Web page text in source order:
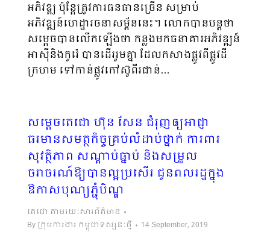
អភិវឌ្ឍ ប៉ុន្តែត្រូវការធនធានច្រើន សម្រាប់
អភិវឌ្ឍន៍ហេដ្ឋារចនាសម្ព័ននេះ។ លោកបានបន្តថា
សម្តេចបានលើកឡើងថា កន្លងមកធនាគារអភិវឌ្ឍន៍
អាស៊ីនិងកូរ៉េ បានដើររួមគ្នា ដែលកសាងផ្លូវពីផ្លូវដី
ក្រហម ទៅកាន់ផ្លូវកៅស៊ូពីរជាន់…
សម្តេចតេជោ ហ៊ុន សែន ជំរុញឲ្យអាជ្ញា
ធរមានសមត្ថកិច្ចគ្រប់លំដាប់ថ្នាក់ ការពារ
សុវត្ថិភាព សណ្តាប់ធ្នាប់ និងសម្រួល
ចរាចរណ៍ឱ្យបានល្អប្រសើរ ជូនពលរដ្ឋក្នុង
ឱកាសបុណ្យភ្ជុំបិណ្ឌ
តេជោ តាមរយៈសារព័ត៌មាន
By ក្រុមការងារ កម្ពុជាទស្សនៈថ្មី 14 September, 2019